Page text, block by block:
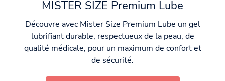
MISTER SIZE Premium Lube
Découvre avec Mister Size Premium Lube un gel
lubrifiant durable, respectueux de la peau, de
qualité médicale, pour un maximum de confort et
de sécurité.